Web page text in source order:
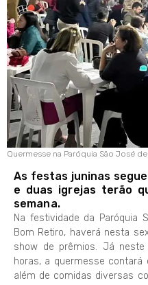
Quermesse na Paróquia São José
As festas juninas
e duas igrejas terão
semana.
Na festividade da Paróquia
Bom Retiro, haverá nesta
show de prêmios. Já
horas, a quermesse contará
além de comidas diversas